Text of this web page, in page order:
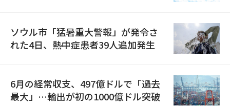
ソウル市「猛暑重大警報」が発令さ
れた4日、熱中症患者39人追加発生
6月の経常収支、497億ドルで「過去
最大」…輸出が初の1000億ドル突破